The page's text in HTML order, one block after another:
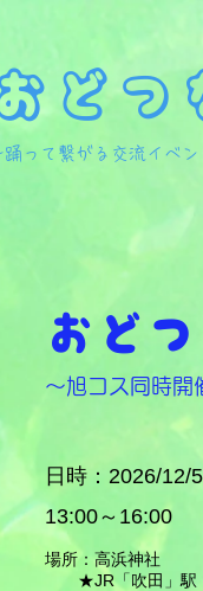
どつ
踊って繋がる交流イベン
おど
～旭コス 同時開
日時：2026/12/
13:00～16:00
場所：高浜神社
★JR「吹田」駅